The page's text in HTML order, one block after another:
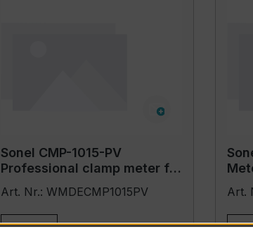
Sonel CMP-1015-PV
Professional clamp meter for
PV
Art. Nr.: WMDECMP1015PV
Details
Art.